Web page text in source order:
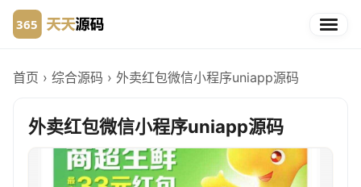
首页 › 综合源码 › 外卖红包微信小程序uniapp源码
外卖红包微信小程序uniapp源码